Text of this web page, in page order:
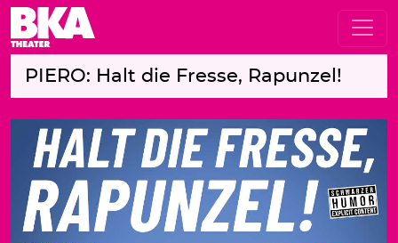
PIERO: Halt die Fresse, Rapunzel!